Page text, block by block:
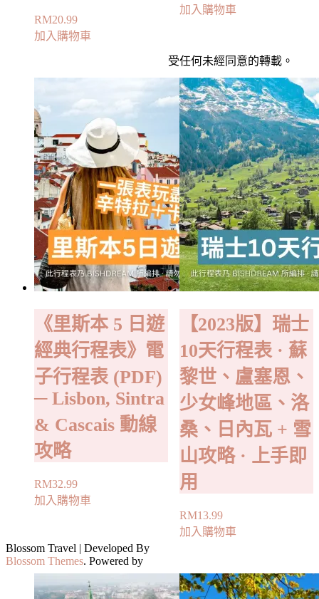
RM20.99
加入購物車
加入購物車
《里斯本 5 日遊
經典行程表》電
子行程表 (PDF)
─ Lisbon, Sintra
& Cascais 動線
攻略
RM32.99
加入購物車
【2023版】瑞士
10天行程表 · 蘇
黎世、盧塞恩、
少女峰地區、洛
桑、日內瓦 + 雪
山攻略 · 上手即
用
RM13.99
加入購物車
受任何未經同意的轉載。
Blossom Travel | Developed By
Blossom Themes. Powered by